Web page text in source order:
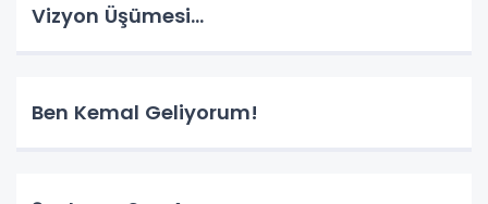
Vizyon Üşümesi…
Ben Kemal Geliyorum!